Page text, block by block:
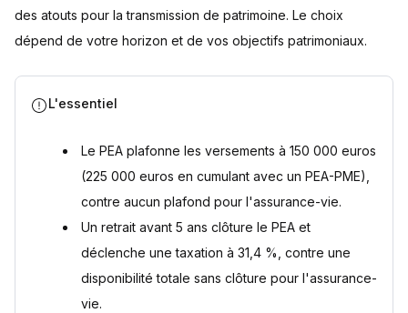
des atouts pour la transmission de patrimoine. Le choix
dépend de votre horizon et de vos objectifs patrimoniaux.
L'essentiel
Le PEA plafonne les versements à 150 000 euros
(225 000 euros en cumulant avec un PEA-PME),
contre aucun plafond pour l'assurance-vie.
Un retrait avant 5 ans clôture le PEA et
déclenche une taxation à 31,4 %, contre une
disponibilité totale sans clôture pour l'assurance-
vie.